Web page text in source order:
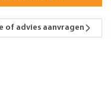
of advies aanvragen